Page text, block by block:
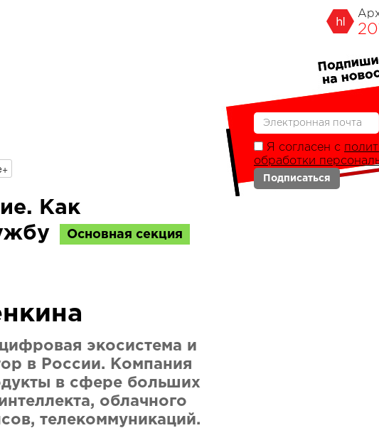
Как
Основная секция
экосистема и
в России. Компания
в сфере больших
облачного
телекоммуникаций.
Я согласен с
обработки